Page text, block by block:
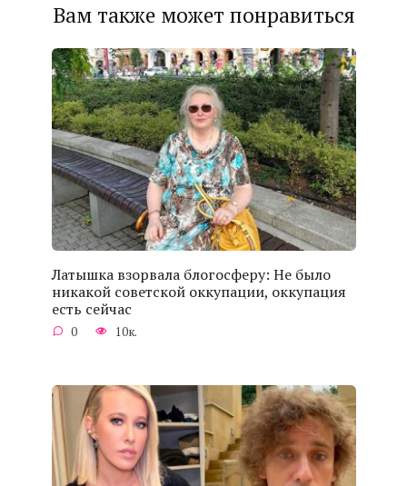
Вам также может понравиться
Латышка взорвала блогосферу: Не было
никакой советской оккупации, оккупация
есть сейчас
0 10к.